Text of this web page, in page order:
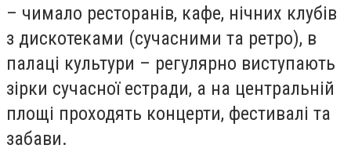
– чимало ресторанів, кафе, нічних клубів
з дискотеками (сучасними та ретро), в
палаці культури – регулярно виступають
зірки сучасної естради, а на центральній
площі проходять концерти, фестивалі та
забави.